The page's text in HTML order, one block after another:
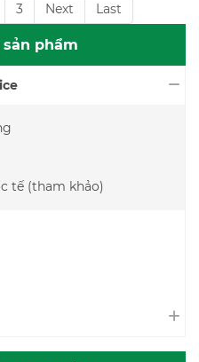
3 Next Last
phẩm
tế (tham khảo)